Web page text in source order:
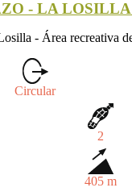
- LA LOSILLA
- Área recreativa
Circular
2
405 m